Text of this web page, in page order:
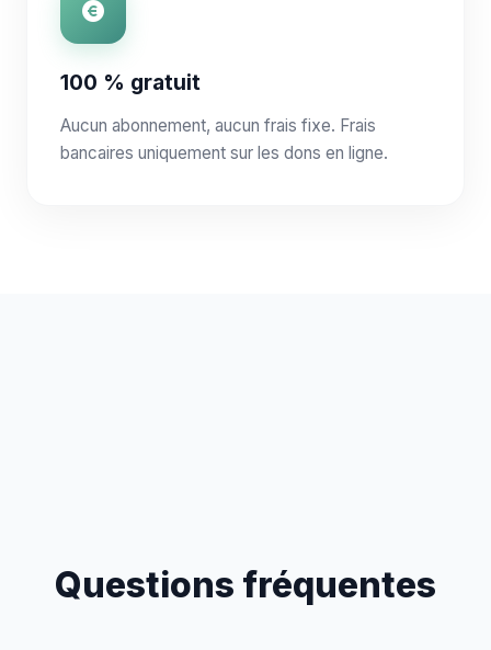
100 % gratuit
Aucun abonnement, aucun frais fixe. Frais
bancaires uniquement sur les dons en ligne.
Questions fréquentes